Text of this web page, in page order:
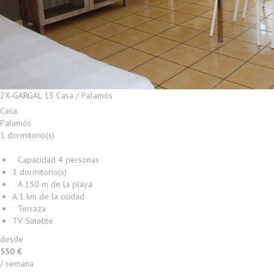
2X-GARGAL 13 Casa / Palamós
Casa
Palamós
1 dormitorio(s)
Capacidad 4 personas
1 dormitorio(s)
A 150 m de la playa
A 1 km de la ciudad
Terraza
TV Satelite
desde
550 €
/ semana